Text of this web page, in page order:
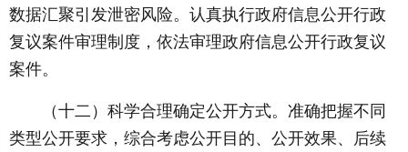
数据汇聚引发泄密风险。认真执行政府信息公开行政
复议案件审理制度，依法审理政府信息公开行政复议
案件。
（十二）科学合理确定公开方式。准确把握不同
类型公开要求，综合考虑公开目的、公开效果、后续